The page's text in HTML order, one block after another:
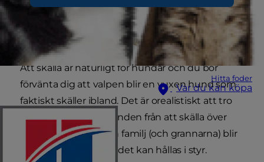
Hitta foder
Var du kan köpa
Att skälla är naturligt för hundar och du bör
förvänta dig att valpen blir en vuxen hund som
faktiskt skäller ibland. Det är orealistiskt att tro
att du kan stoppa hunden från att skälla över
huvudtaget, men din familj (och grannarna) blir
nog glada om skällandet kan hållas i styr.